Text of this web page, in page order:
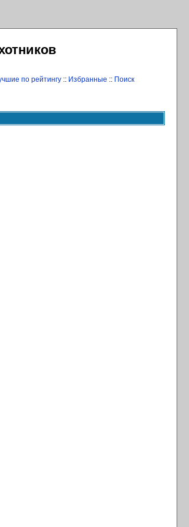
по рейтингу:: Избранные :: Поиск